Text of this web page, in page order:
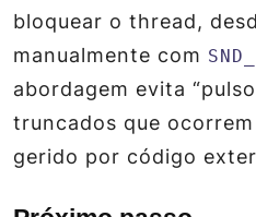
bloquear o thread,
manualmente com
abordagem evita
truncados que
gerido por código